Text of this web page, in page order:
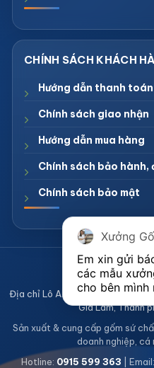
Hướng dẫn thanh toán
Chính sách giao nhận
Hướng dẫn mua hàng
Chính sách bảo hành,
Chính sách bảo mật
CÔNG TY
Mã số
Địa chỉ Lô A2, Khu sản xuất làng
Gia Lâm, Thành
Sản xuất & cung cấp gốm sứ
doanh nghiệp,
Hotline: 0915 599 363 | Email:
Em xin gửi
các mẫu
cho bên mình